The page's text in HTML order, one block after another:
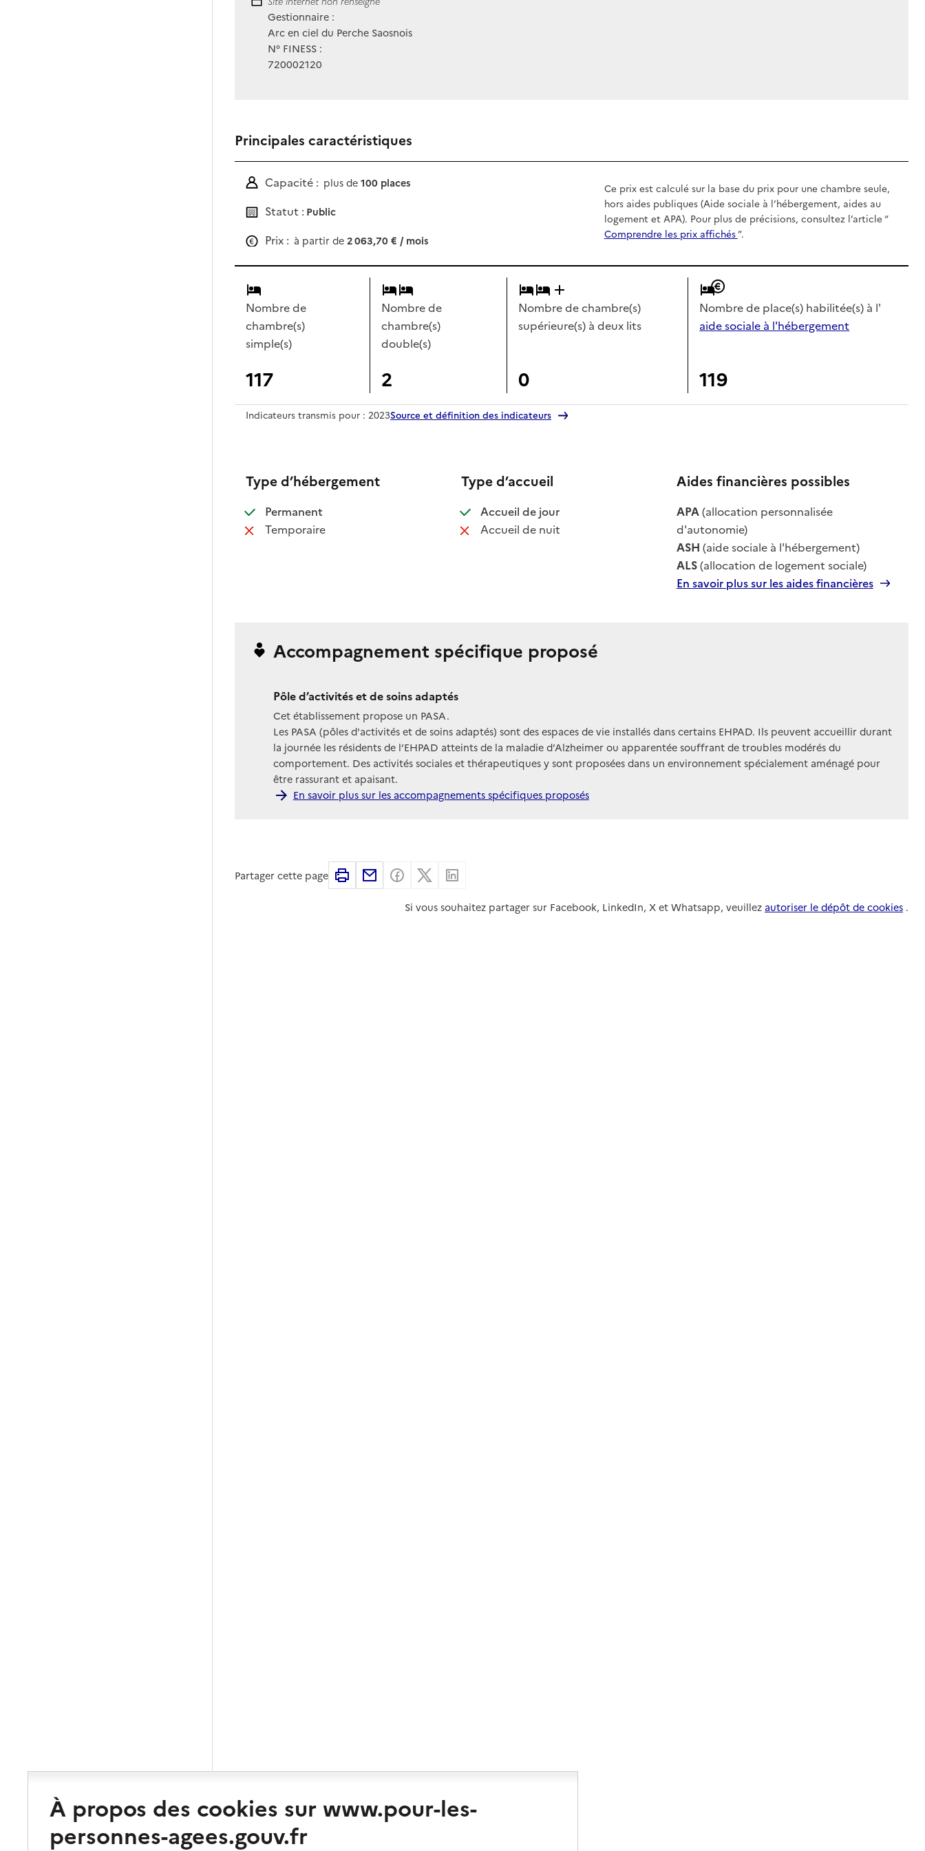
Gestionnaire :
Arc en ciel du Perche Saosnois
N° FINESS :
720002120
Principales caractéristiques
Capacité : plus de 100 places
Statut : Public
Prix : à partir de 2 063,70 € / mois
Ce prix est calculé sur la base du prix pour une chambre seule,
hors aides publiques (Aide sociale à l’hébergement, aides au
logement et APA). Pour plus de précisions, consultez l’article “
Comprendre les prix affichés”.
Nombre de
chambre(s)
simple(s)
117
Nombre de
chambre(s)
double(s)
2
Nombre de chambre(s)
supérieure(s) à deux lits
0
Nombre de place(s) habilitée(s) à l'
aide sociale à l'hébergement
119
Indicateurs transmis pour : 2023Source et définition des indicateurs
Type d’hébergement
Permanent: disponible
Temporaire: non disponible
Type d’accueil
Accueil de jour: disponible
Accueil de nuit: non disponible
Aides financières possibles
APA(allocation personnalisée
d'autonomie)
ASH (aide sociale à l'hébergement)
ALS(allocation de logement sociale)
En savoir plus sur les aides financières
Accompagnement spécifique proposé
Pôle d’activités et de soins adaptés
Cet établissement propose un PASA.
Les PASA (pôles d'activités et de soins adaptés) sont des espaces de vie installés dans certains EHPAD. Ils peuvent accueillir durant
la journée les résidents de l’EHPAD atteints de la maladie d’Alzheimer ou apparentée souffrant de troubles modérés du
comportement. Des activités sociales et thérapeutiques y sont proposées dans un environnement spécialement aménagé pour
être rassurant et apaisant.
En savoir plus sur les accompagnements spécifiques proposés
Partager cette page ImprimerPartager par email
Partager sur Facebook
Partager sur X
Si vous souhaitez partager sur Facebook, LinkedIn, X et Whatsapp, veuillez autoriser le dépôt de cookies .
À propos des cookies sur www.pour-les-
personnes-agees.gouv.fr